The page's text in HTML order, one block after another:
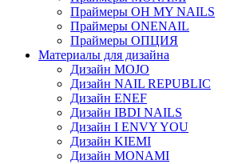
Праймеры OH MY NAILS
Праймеры ONENAIL
Праймеры ОПЦИЯ
Материалы для дизайна
Дизайн MOJO
Дизайн NAIL REPUBLIC
Дизайн ENEF
Дизайн IBDI NAILS
Дизайн I ENVY YOU
Дизайн KIEMI
Дизайн MONAMI